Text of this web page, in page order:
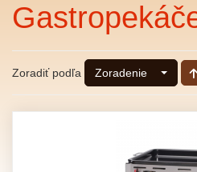
Zoradiť podľa Zoradenie